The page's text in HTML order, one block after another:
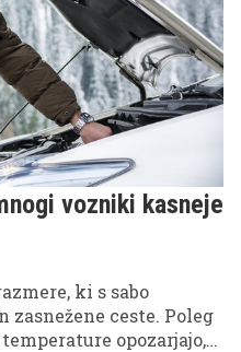
vozniki kasneje
ki s sabo
zasnežene ceste. Poleg
opozarjajo,